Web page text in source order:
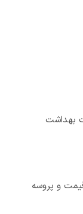
بهداشت
محصولات، قیمت و پروسه